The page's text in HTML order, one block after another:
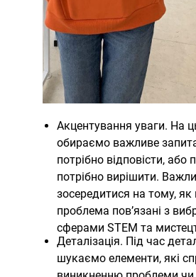
Акцентування уваги. На
обираємо важливе
потрібно відповісти, або
потрібно вирішити.
зосередитися на тому, як
проблема пов’язані з
сферами STEM та
Деталізація. Під час
шукаємо елементи, які